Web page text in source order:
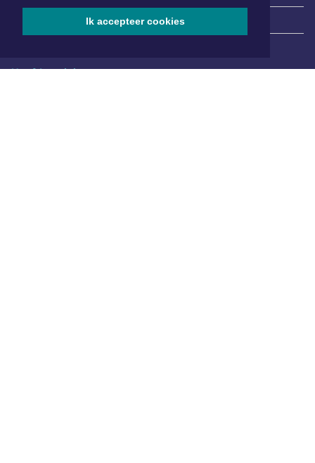
Ik accepteer cookies
| Nieuws | Sport | Evenementen
Hoofdvestiging: